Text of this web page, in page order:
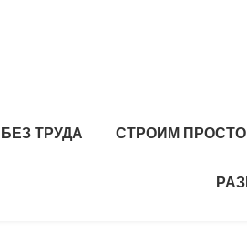
ТРУДА СТРОИМ ПРОСТО